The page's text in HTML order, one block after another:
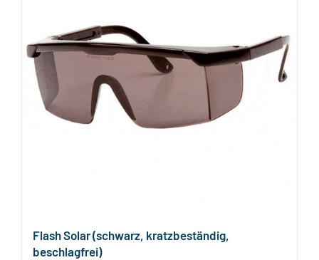
Flash Solar (schwarz, kratzbeständig,
beschlagfrei)